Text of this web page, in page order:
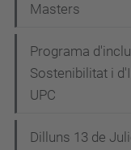
Masters
Programa
Sostenibilitat i
UPC
Dilluns 13 de